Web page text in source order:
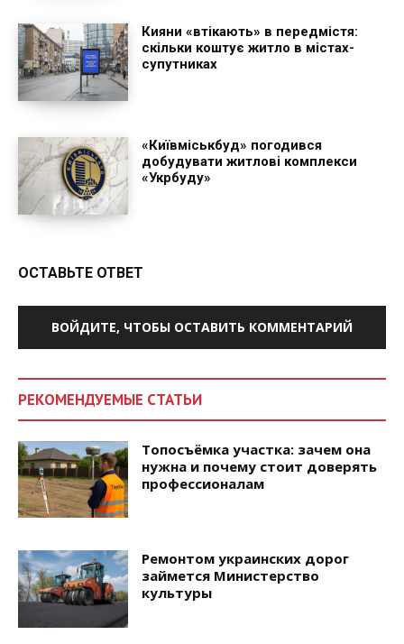
Кияни «втікають» в передмістя:
скільки коштує житло в містах-
супутниках
«Київміськбуд» погодився
добудувати житлові комплекси
«Укрбуду»
ОСТАВЬТЕ ОТВЕТ
ВОЙДИТЕ, ЧТОБЫ ОСТАВИТЬ КОММЕНТАРИЙ
РЕКОМЕНДУЕМЫЕ СТАТЬИ
Топосъёмка участка: зачем она
нужна и почему стоит доверять
профессионалам
Ремонтом украинских дорог
займется Министерство
культуры